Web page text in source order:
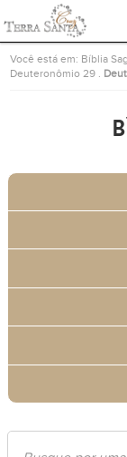
Ir para a página
Você está em: Bíblia
Deuteronômio 29